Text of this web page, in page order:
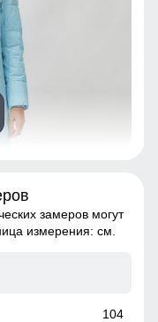
из полиэстера
многих
замеров могут
измерения: см.
104